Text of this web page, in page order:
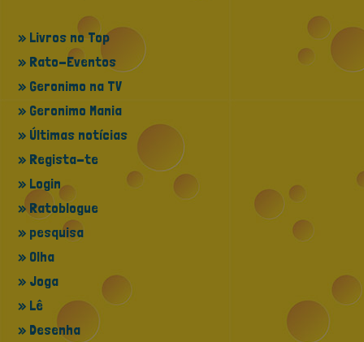
» Livros no Top
» Rato-Eventos
» Geronimo na TV
» Geronimo Mania
» Últimas notícias
» Regista-te
» Login
» Ratoblogue
» pesquisa
» Olha
» Joga
» Lê
» Desenha